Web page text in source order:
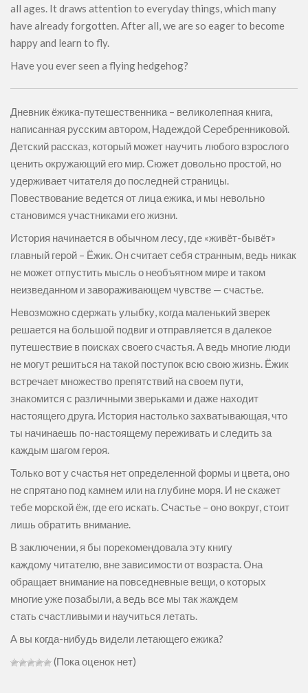
all ages. It draws attention to everyday things, which many
have already forgotten. After all, we are so eager to become
happy and learn to fly.
Have you ever seen a flying hedgehog?
Дневник ёжика-путешественника – великолепная книга,
написанная русским автором, Надеждой Серебренниковой.
Детский рассказ, который может научить любого взрослого
ценить окружающий его мир. Сюжет довольно простой, но
удерживает читателя до последней страницы.
Повествование ведется от лица ежика, и мы невольно
становимся участниками его жизни.
История начинается в обычном лесу, где «живёт-бывёт»
главный герой – Ёжик. Он считает себя странным, ведь никак
не может отпустить мысль о необъятном мире и таком
неизведанном и завораживающем чувстве — счастье.
Невозможно сдержать улыбку, когда маленький зверек
решается на большой подвиг и отправляется в далекое
путешествие в поисках своего счастья. А ведь многие люди
не могут решиться на такой поступок всю свою жизнь. Ёжик
встречает множество препятствий на своем пути,
знакомится с различными зверьками и даже находит
настоящего друга. История настолько захватывающая, что
ты начинаешь по-настоящему переживать и следить за
каждым шагом героя.
Только вот у счастья нет определенной формы и цвета, оно
не спрятано под камнем или на глубине моря. И не скажет
тебе морской ёж, где его искать. Счастье – оно вокруг, стоит
лишь обратить внимание.
В заключении, я бы порекомендовала эту книгу
каждому читателю, вне зависимости от возраста. Она
обращает внимание на повседневные вещи, о которых
многие уже позабыли, а ведь все мы так жаждем
стать счастливыми и научиться летать.
А вы когда-нибудь видели летающего ежика?
(Пока оценок нет)